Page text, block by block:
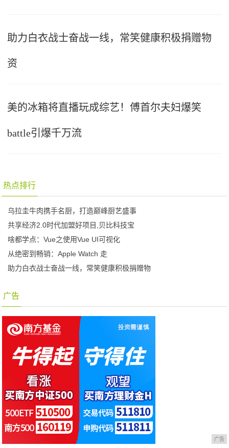
助力白衣战士奋战一线，常笑健康积极捐赠物
资
美的冰箱将直播玩成综艺！傅首尔夫妇爆笑
battle引爆千万流
热点排行
乌拉圭牛肉携手名厨，打造巅峰厨艺盛事
共享经济2.0时代加盟好项目,贝比科技宝
啥都学点：Vue之使用Vue UI可视化
从绝密到畅销：Apple Watch 走
助力白衣战士奋战一线，常笑健康积极捐赠物
广告
广告